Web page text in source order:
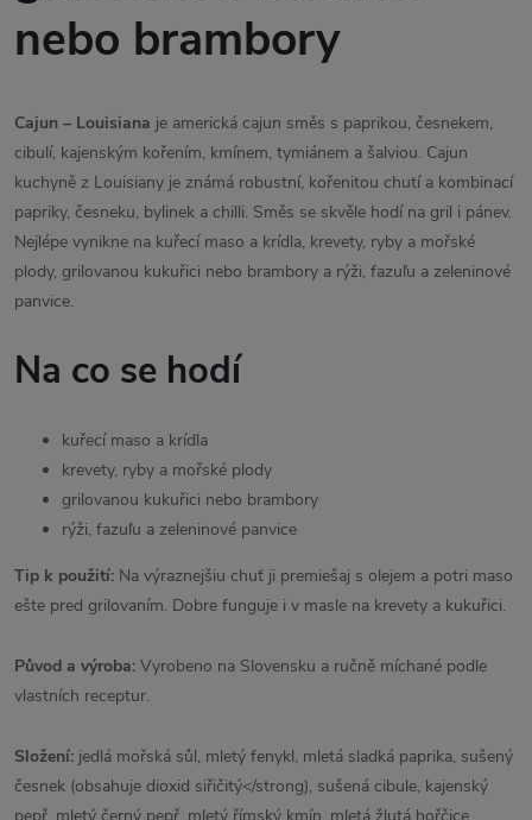
nebo brambory
Cajun – Louisiana je americká cajun směs s paprikou, česnekem,
cibulí, kajenským kořením, kmínem, tymiánem a šalviou. Cajun
kuchyně z Louisiany je známá robustní, kořenitou chutí a kombinací
papriky, česneku, bylinek a chilli. Směs se skvěle hodí na gril i pánev.
Nejlépe vynikne na kuřecí maso a krídla, krevety, ryby a mořské
plody, grilovanou kukuřici nebo brambory a rýži, fazuľu a zeleninové
panvice.
Na co se hodí
kuřecí maso a krídla
krevety, ryby a mořské plody
grilovanou kukuřici nebo brambory
rýži, fazuľu a zeleninové panvice
Tip k použití: Na výraznejšiu chuť ji premiešaj s olejem a potri maso
ešte pred grilovaním. Dobre funguje i v masle na krevety a kukuřici.
Původ a výroba: Vyrobeno na Slovensku a ručně míchané podle
vlastních receptur.
Složení: jedlá mořská sůl, mletý fenykl, mletá sladká paprika, sušený
česnek (obsahuje dioxid siřičitý</strong), sušená cibule, kajenský